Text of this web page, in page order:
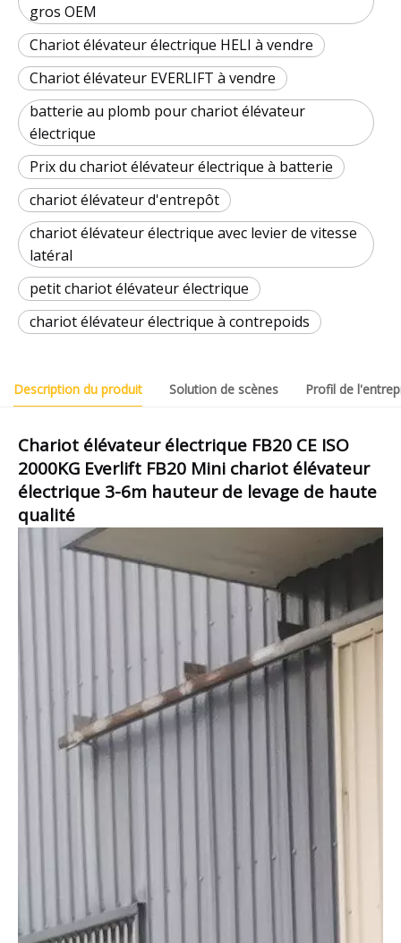
gros OEM
Chariot élévateur électrique HELI à vendre
Chariot élévateur EVERLIFT à vendre
batterie au plomb pour chariot élévateur
électrique
Prix ​​​​du chariot élévateur électrique à batterie
chariot élévateur d'entrepôt
chariot élévateur électrique avec levier de vitesse
latéral
petit chariot élévateur électrique
chariot élévateur électrique à contrepoids
Description du produit Solution de scènes Profil de
Chariot élévateur électrique FB20 CE ISO
2000KG Everlift FB20 Mini chariot élévateur
électrique 3-6m hauteur de levage de haute
qualité